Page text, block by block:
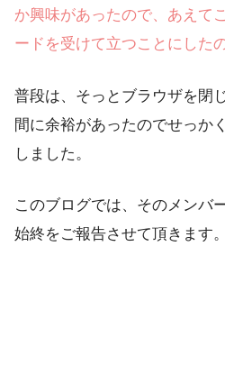
か興味があったので、あえて
ードを受けて立つことにした
普段は、そっとブラウザを閉
間に余裕があったのでせっか
しました。
このブログでは、そのメンバ
始終をご報告させて頂きます。